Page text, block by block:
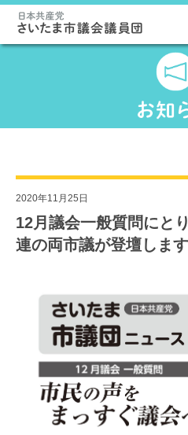
2020年11月25日
12月議会一般質問にと
連の両市議が登壇します